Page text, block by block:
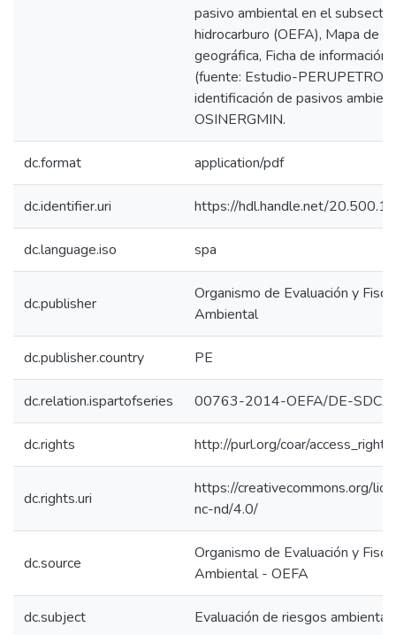
pasivo ambiental en el subsector
hidrocarburo (OEFA), Mapa de
geográfica, Ficha de información
(fuente: Estudio-PERUPETRO),
identificación de pasivos
OSINERGMIN.
dc.format application/pdf
dc.identifier.uri https://hdl.handle.net/
dc.language.iso spa
dc.publisher
Organismo de Evaluación y
Ambiental
dc.publisher.country PE
dc.relation.ispartofseries 00763-2014-OEFA/DE-SDCA;
dc.rights http://purl.org/coar/access_right/
dc.rights.uri
https://creativecommons.org/
nc-nd/4.0/
dc.source
Organismo de Evaluación y
Ambiental - OEFA
dc.subject Evaluación de riesgos